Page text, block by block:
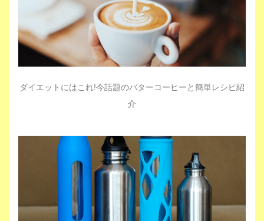
ダイエットにはこれ!今話題のバターコーヒーと簡単レシピ紹
介